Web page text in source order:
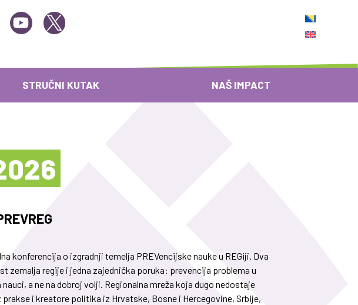
STRUČNI KUTAK NAŠ IMPACT
konferencija o izgradnji temelja PREVencijske nauke u REGiji. Dva
zemalja regije i jedna zajednička poruka: prevencija problema u
a ne na dobroj volji. Regionalna mreža koja dugo nedostaje
i kreatore politika iz Hrvatske, Bosne i Hercegovine, Srbije,